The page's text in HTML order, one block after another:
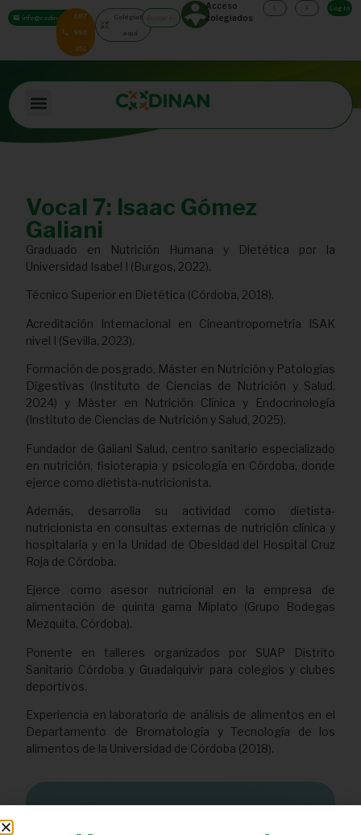
info@codinan.org687
996
251
Colégiate
aquí
Acceso
colegiados
Log In
Vocal 7: Isaac Gómez
Galiani
Graduado en Nutrición Humana y Dietética por la
Universidad Isabel I (Burgos, 2022).
Técnico Superior en Dietética (Córdoba, 2018).
Acreditación Internacional en Cineantropometría ISAK
nivel I (Sevilla, 2023).
Formación de posgrado, Máster en Nutrición y Patologías
Digestivas (Instituto de Ciencias de Nutrición y Salud,
2024) y Máster en Nutrición Clínica y Endocrinología
(Instituto de Ciencias de Nutrición y Salud, 2025).
Fundador de Galiani Salud, centro sanitario especializado
en nutrición, fisioterapia y psicología en Córdoba, donde
ejerce como dietista-nutricionista.
Además, desarrolla su actividad como dietista-
nutricionista en consultas externas de nutrición clínica y
hospitalaria y en la Unidad de Obesidad del Hospital Cruz
Roja de Córdoba.
Ejerce como asesor nutricional en la empresa de
alimentación de quinta gama Miplato (Grupo Bodegas
Mezquita, Córdoba).
Ponente en talleres organizados por SUAP Distrito
Sanitario Córdoba y Guadalquivir para colegios y clubes
deportivos.
Experiencia en laboratorio de análisis de alimentos en el
Departamento de Bromatología y Tecnología de los
alimentos de la Universidad de Córdoba (2018).